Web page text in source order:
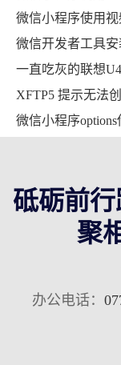
XFTP5 提示无法
砥砺前
聚
办公电话：